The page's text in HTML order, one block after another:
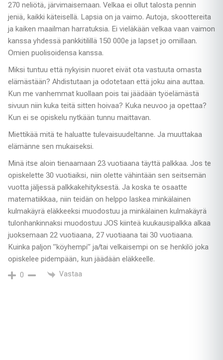
270 neliötä, järvimaisemaan. Velkaa ei ollut talosta pennin
jeniä, kaikki käteisellä. Lapsia on ja vaimo. Autoja, skoottereita
ja kaiken maailman harratuksia. Ei vieläkään velkaa vaan vaimon
kanssa yhdessä pankkitilillä 150 000e ja lapset jo omillaan.
Omien puolisoidensa kanssa.
Miksi tuntuu että nykyisin nuoret eivät ota vastuuta omasta
elämästään? Ahdistutaan ja odotetaan että joku aina auttaa.
Kun me vanhemmat kuollaan pois tai jäädään työelämästä
sivuun niin kuka teitä sitten hoivaa? Kuka neuvoo ja opettaa?
Kun ei se opiskelu nytkään tunnu maittavan.
Miettikää mitä te haluatte tulevaisuudeltanne. Ja muuttakaa
elämänne sen mukaiseksi.
Minä itse aloin tienaamaan 23 vuotiaana täyttä palkkaa. Jos te
opiskelette 30 vuotiaiksi, niin olette vähintään sen seitsemän
vuotta jäljessä palkkakehityksestä. Ja koska te osaatte
matematiikkaa, niin teidän on helppo laskea minkälainen
kulmakäyrä eläkkeeksi muodostuu ja minkälainen kulmakäyrä
tulonhankinnaksi muodostuu JOS kiinteä kuukausipalkka alkaa
juoksemaan 22 vuotiaana, 27 vuotiaana tai 30 vuotiaana.
Kuinka paljon ”köyhempi” ja/tai velkaisempi on se henkilö joka
opiskelee pidempään, kun jäädään eläkkeelle.
0 Vastaa